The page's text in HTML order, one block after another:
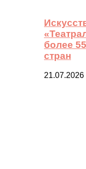
более
стран
21.07.2026